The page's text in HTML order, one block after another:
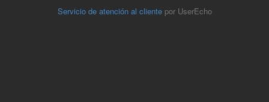
Servicio de atención al cliente por UserEcho